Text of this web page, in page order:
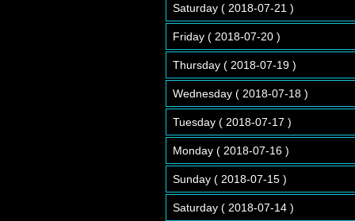
Saturday ( 2018-07-21 )
Friday ( 2018-07-20 )
Thursday ( 2018-07-19 )
Wednesday ( 2018-07-18 )
Tuesday ( 2018-07-17 )
Monday ( 2018-07-16 )
Sunday ( 2018-07-15 )
Saturday ( 2018-07-14 )